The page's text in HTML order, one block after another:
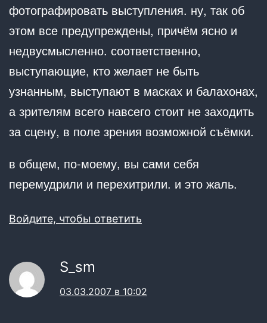
фотографировать выступления. ну, так об
этом все предупреждены, причём ясно и
недвусмысленно. соответственно,
выступающие, кто желает не быть
узнанным, выступают в масках и балахонах,
а зрителям всего навсего стоит не заходить
за сцену, в поле зрения возможной съёмки.
в общем, по-моему, вы сами себя
перемудрили и перехитрили. и это жаль.
Войдите, чтобы ответить
S_sm
03.03.2007 в 10:02